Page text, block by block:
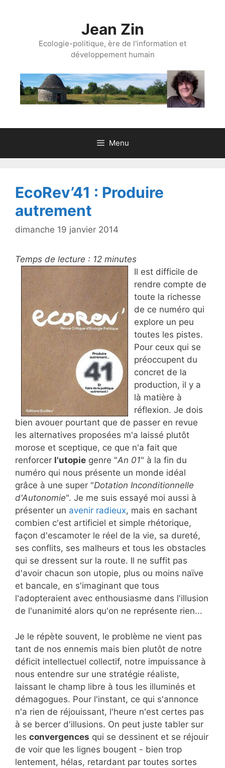
Jean Zin
Ecologie-politique, ère de l'information et
développement humain
Menu
EcoRev’41 : Produire
autrement
dimanche 19 janvier 2014
Temps de lecture : 12 minutes
Il est difficile de
rendre compte de
toute la richesse
de ce numéro qui
explore un peu
toutes les pistes.
Pour ceux qui se
préoccupent du
concret de la
production, il y a
là matière à
réflexion. Je dois
bien avouer pourtant que de passer en revue
les alternatives proposées m'a laissé plutôt
morose et sceptique, ce que n'a fait que
renforcer l'utopie genre "An 01" à la fin du
numéro qui nous présente un monde idéal
grâce à une super "Dotation Inconditionnelle
d'Autonomie". Je me suis essayé moi aussi à
présenter un avenir radieux, mais en sachant
combien c'est artificiel et simple rhétorique,
façon d'escamoter le réel de la vie, sa dureté,
ses conflits, ses malheurs et tous les obstacles
qui se dressent sur la route. Il ne suffit pas
d'avoir chacun son utopie, plus ou moins naïve
et bancale, en s'imaginant que tous
l'adopteraient avec enthousiasme dans l'illusion
de l'unanimité alors qu'on ne représente rien...
Je le répète souvent, le problème ne vient pas
tant de nos ennemis mais bien plutôt de notre
déficit intellectuel collectif, notre impuissance à
nous entendre sur une stratégie réaliste,
laissant le champ libre à tous les illuminés et
démagogues. Pour l'instant, ce qui s'annonce
n'a rien de réjouissant, l'heure n'est certes pas
à se bercer d'illusions. On peut juste tabler sur
les convergences qui se dessinent et se réjouir
de voir que les lignes bougent - bien trop
lentement, hélas, retardant par toutes sortes